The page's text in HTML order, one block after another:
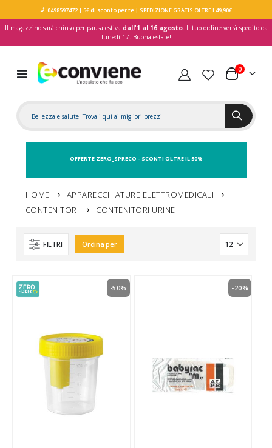
0498597472| 5€ di sconto per te| SPEDIZIONE GRATIS OLTRE I 49,90€
Il magazzino sarà chiuso per pausa estiva dall'1 al 16 agosto. Il tuo ordine verrà spedito da
lunedì 17. Buona estate!
Toggle
Nav
Carrello
0elementi
OFFERTE ZERO_SPRECO - SCONTI OLTRE IL 50%
HOME
APPARECCHIATURE ELETTROMEDICALI
CONTENITORI
CONTENITORI URINE
FILTRI Ordina per
-50% -20%